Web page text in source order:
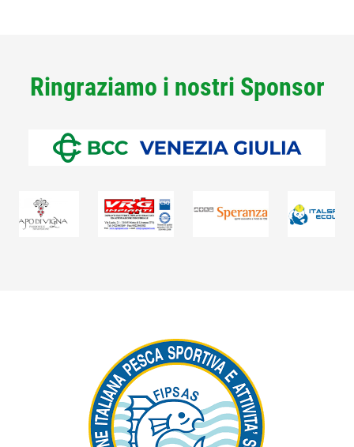
Ringraziamo i nostri Sponsor